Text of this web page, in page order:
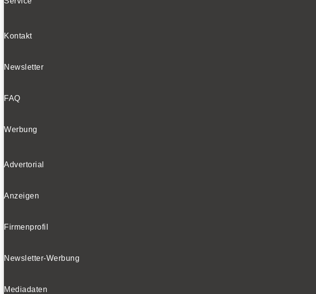
Kontakt
Newsletter
FAQ
Werbung
Advertorial
Anzeigen
Firmenprofil
Newsletter-Werbung
Mediadaten